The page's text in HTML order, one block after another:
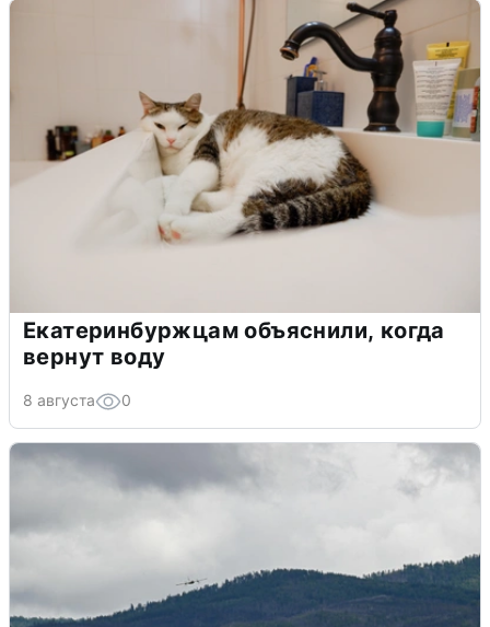
Екатеринбуржцам объяснили, когда
вернут воду
8 августа 0